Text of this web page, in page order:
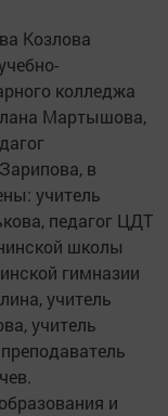
Козлова
колледжа
Мартышова,
в
учитель
педагог ЦДТ
школы
гимназии
учитель
учитель
и